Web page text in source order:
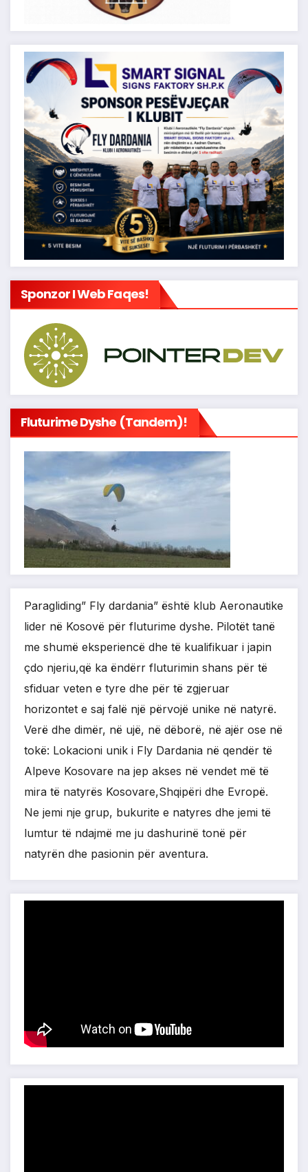
Sponzor I Web Faqes!
Fluturime Dyshe (tandem)!
Paragliding” Fly dardania” është klub Aeronautike
lider në Kosovë për fluturime dyshe. Pilotët tanë
me shumë eksperiencë dhe të kualifikuar i japin
çdo njeriu,që ka ëndërr fluturimin shans për të
sfiduar veten e tyre dhe për të zgjeruar
horizontet e saj falë një përvojë unike në natyrë.
Verë dhe dimër, në ujë, në dëborë, në ajër ose në
tokë: Lokacioni unik i Fly Dardania në qendër të
Alpeve Kosovare na jep akses në vendet më të
mira të natyrës Kosovare,Shqipëri dhe Evropë.
Ne jemi nje grup, bukurite e natyres dhe jemi të
lumtur të ndajmë me ju dashurinë tonë për
natyrën dhe pasionin për aventura.